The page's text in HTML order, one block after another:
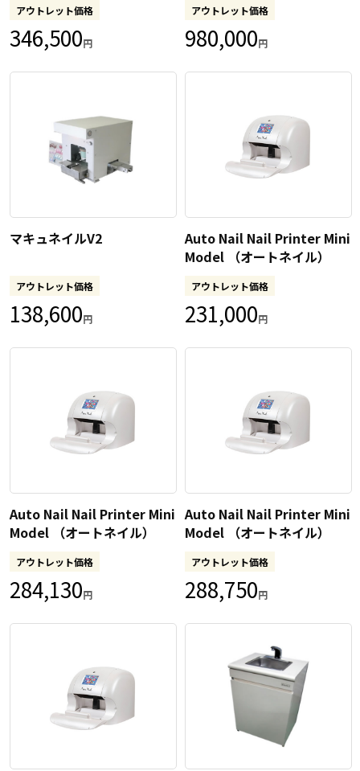
アウトレット価格
346,500円
アウトレット価格
980,000円
マキュネイルV2
アウトレット価格
138,600円
Auto Nail Nail Printer Mini
Model （オートネイル）
アウトレット価格
231,000円
Auto Nail Nail Printer Mini
Model （オートネイル）
アウトレット価格
284,130円
Auto Nail Nail Printer Mini
Model （オートネイル）
アウトレット価格
288,750円